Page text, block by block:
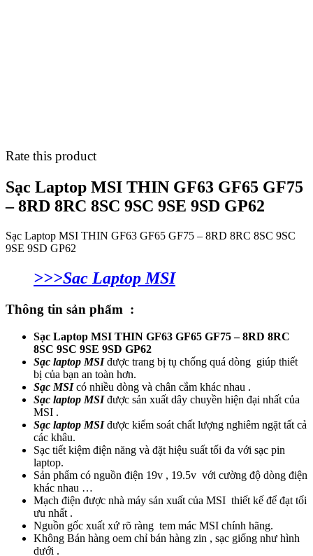
Rate this product
Sạc Laptop MSI THIN GF63 GF65 GF75
– 8RD 8RC 8SC 9SC 9SE 9SD GP62
Sạc Laptop MSI THIN GF63 GF65 GF75 – 8RD 8RC 8SC 9SC
9SE 9SD GP62
>>>Sac Laptop MSI
Thông tin sản phẩm :
Sạc Laptop MSI THIN GF63 GF65 GF75 – 8RD 8RC
8SC 9SC 9SE 9SD GP62
Sạc laptop MSIđược trang bị tụ chống quá dòng giúp thiết
bị của bạn an toàn hơn.
Sạc MSIcó nhiều dòng và chân cắm khác nhau .
Sạc laptop MSIđược sản xuất dây chuyền hiện đại nhất của
MSI .
Sạc laptop MSIđược kiểm soát chất lượng nghiêm ngặt tất cả
các khâu.
Sạc tiết kiệm điện năng và đặt hiệu suất tối đa với sạc pin
laptop.
Sản phẩm có nguồn điện 19v , 19.5v với cường độ dòng điện
khác nhau …
Mạch điện được nhà máy sản xuất của MSI thiết kế để đạt tối
ưu nhất .
Nguồn gốc xuất xứ rõ ràng tem mác MSI chính hãng.
Không Bán hàng oem chỉ bán hàng zin , sạc giống như hình
dưới .